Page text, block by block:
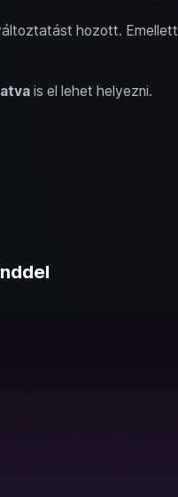
hozott. Emellett
is el lehet helyezni.